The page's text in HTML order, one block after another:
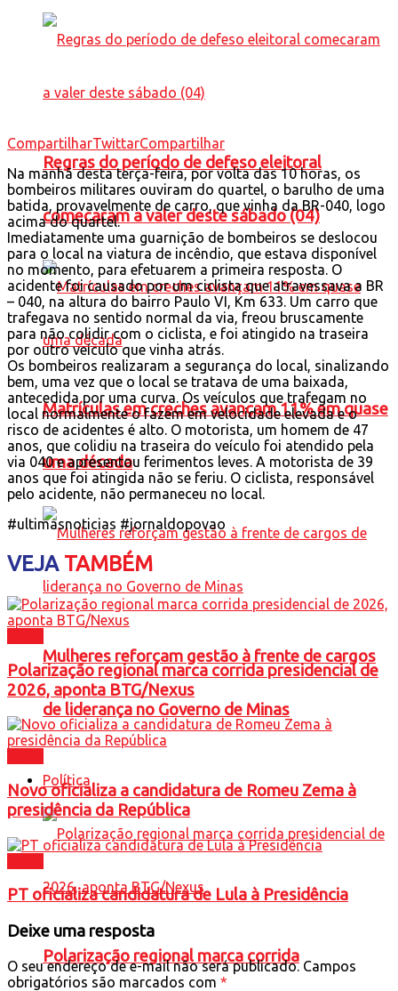
Regras do período de defeso eleitoral
comecaram a valer deste sábado (04)
Matrículas em creches avançam 11% em quase
uma década
Mulheres reforçam gestão à frente de cargos
de liderança no Governo de Minas
Política
Polarização regional marca corrida
CompartilharTwittarCompartilhar
Na manhã desta terça-feira, por volta das 10 horas, os
bombeiros militares ouviram do quartel, o barulho de uma
batida, provavelmente de carro, que vinha da BR-040, logo
acima do quartel.
Imediatamente uma guarnição de bombeiros se deslocou
para o local na viatura de incêndio, que estava disponível
no momento, para efetuarem a primeira resposta. O
acidente foi causado por um ciclista que atravessava a BR
– 040, na altura do bairro Paulo VI, Km 633. Um carro que
trafegava no sentido normal da via, freou bruscamente
para não colidir com o ciclista, e foi atingido na traseira
por outro veículo que vinha atrás.
Os bombeiros realizaram a segurança do local, sinalizando
bem, uma vez que o local se tratava de uma baixada,
antecedida por uma curva. Os veículos que trafegam no
local normalmente o fazem em velocidade elevada e o
risco de acidentes é alto. O motorista, um homem de 47
anos, que colidiu na traseira do veículo foi atendido pela
via 040 e apresentou ferimentos leves. A motorista de 39
anos que foi atingida não se feriu. O ciclista, responsável
pelo acidente, não permaneceu no local.
#ultimasnoticias #jornaldopovao
VEJATAMBÉM
Polarização regional marca corrida presidencial de
2026, aponta BTG/Nexus
Novo oficializa a candidatura de Romeu Zema à
presidência da República
PT oficializa candidatura de Lula à Presidência
Deixe uma resposta
O seu endereço de e-mail não será publicado. Campos
obrigatórios são marcados com *